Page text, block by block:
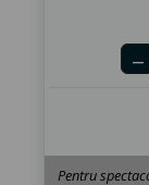
remove
Pentru